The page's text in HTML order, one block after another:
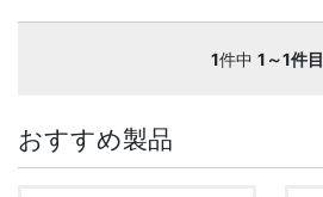
1件中 1～1件目
おすすめ製品